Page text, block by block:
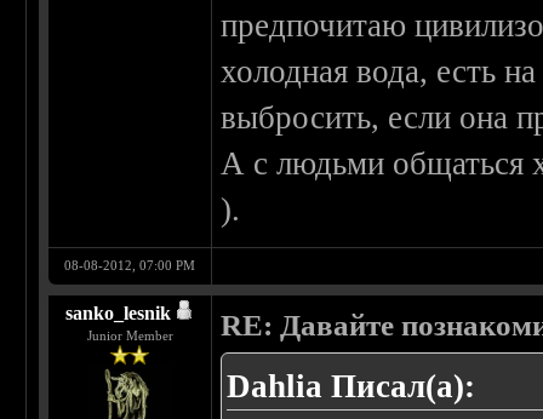
предпочитаю
холодная вода, есть
выбросить, если она
А с людьми общаться
).
08-08-2012, 07:00 PM
sanko_lesnik
Junior Member RE: Давайте
Dahlia Писал(а):